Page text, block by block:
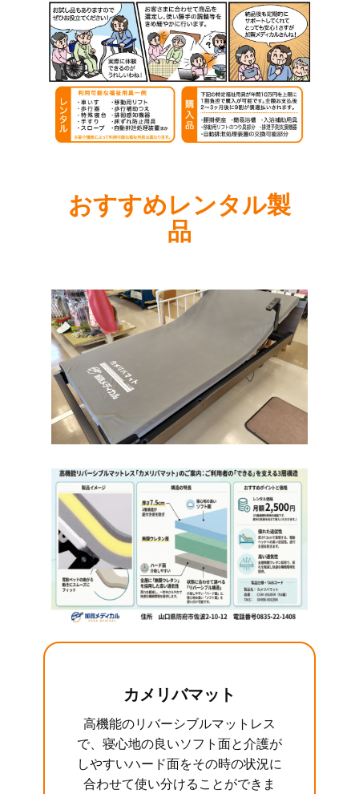
おすすめレンタル製
品
カメリバマット
高機能のリバーシブルマットレス
で、寝心地の良いソフト面と介護が
しやすいハード面をその時の状況に
合わせて使い分けることができま